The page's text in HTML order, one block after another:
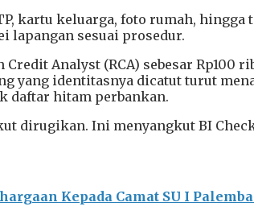
kartu keluarga, foto rumah,
lapangan sesuai prosedur.
Analyst (RCA) sebesar
yang identitasnya dicatut turut
daftar hitam perbankan.
dirugikan. Ini menyangkut BI
Kepada Camat SU I